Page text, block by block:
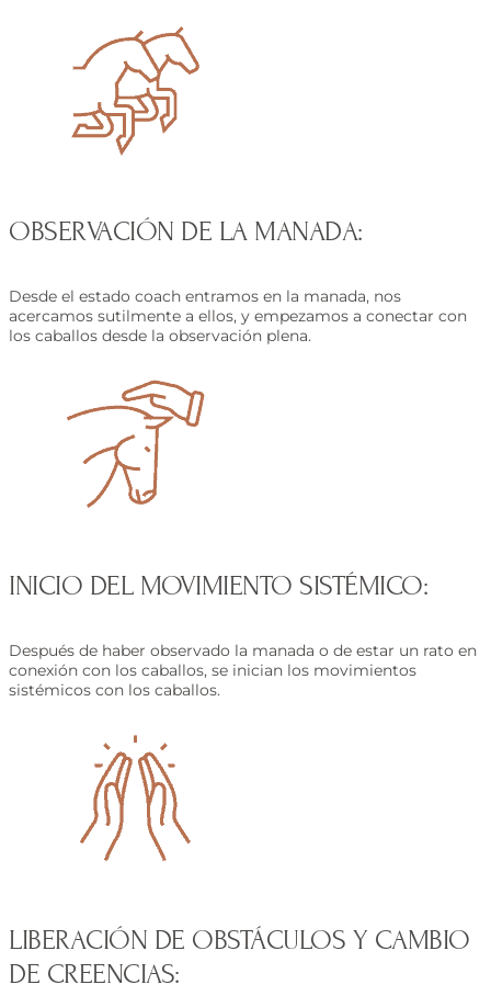
OBSERVACIÓN DE LA MANADA:
Desde el estado coach entramos en la manada, nos
acercamos sutilmente a ellos, y empezamos a conectar con
los caballos desde la observación plena.
INICIO DEL MOVIMIENTO SISTÉMICO:
Después de haber observado la manada o de estar un rato en
conexión con los caballos, se inician los movimientos
sistémicos con los caballos.
LIBERACIÓN DE OBSTÁCULOS Y CAMBIO
DE CREENCIAS: